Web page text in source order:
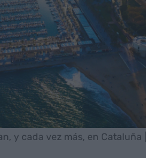
y cada vez más, en Cataluña